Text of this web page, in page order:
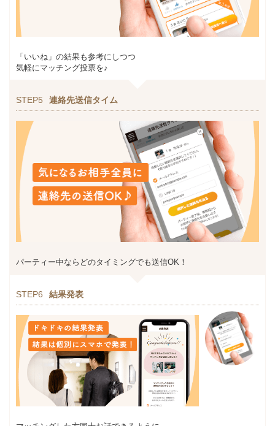
「いいね」の結果も参考にしつつ
気軽にマッチング投票を♪
STEP5 連絡先送信タイム
パーティー中ならどのタイミングでも送信OK！
STEP6 結果発表